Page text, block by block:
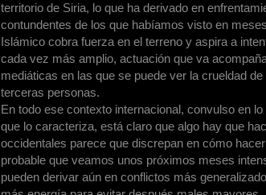
territorio de Siria, lo que ha derivado en
contundentes de los que habíamos visto en
Islámico cobra fuerza en el terreno y aspira a
cada vez más amplio, actuación que va
mediáticas en las que se puede ver la crueldad
terceras personas.
En todo ese contexto internacional, convulso en
que lo caracteriza, está claro que algo hay que
occidentales parece que discrepan en cómo
probable que veamos unos próximos meses
pueden derivar aún en conflictos más